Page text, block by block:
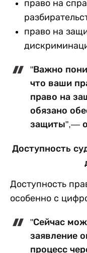
право на
право на
"Важно
что ваши
право на
обязано
защиты",—
Доступность
Доступность
особенно с
"Сейчас
заявление
процесс